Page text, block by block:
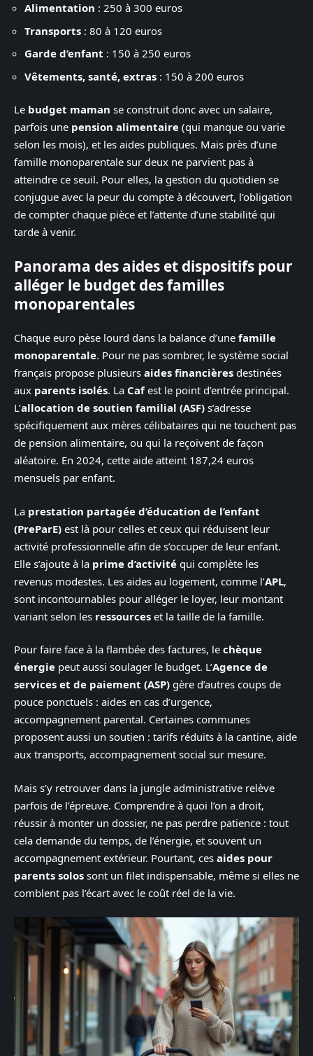
Alimentation : 250 à 300 euros
Transports : 80 à 120 euros
Garde d’enfant : 150 à 250 euros
Vêtements, santé, extras : 150 à 200 euros
Le budget maman se construit donc avec un salaire,
parfois une pension alimentaire (qui manque ou varie
selon les mois), et les aides publiques. Mais près d’une
famille monoparentale sur deux ne parvient pas à
atteindre ce seuil. Pour elles, la gestion du quotidien se
conjugue avec la peur du compte à découvert, l’obligation
de compter chaque pièce et l’attente d’une stabilité qui
tarde à venir.
Panorama des aides et dispositifs pour
alléger le budget des familles
monoparentales
Chaque euro pèse lourd dans la balance d’une famille
monoparentale. Pour ne pas sombrer, le système social
français propose plusieurs aides financières destinées
aux parents isolés. La Cafest le point d’entrée principal.
L’allocation de soutien familial (ASF) s’adresse
spécifiquement aux mères célibataires qui ne touchent pas
de pension alimentaire, ou qui la reçoivent de façon
aléatoire. En 2024, cette aide atteint 187,24 euros
mensuels par enfant.
La prestation partagée d’éducation de l’enfant
(PreParE) est là pour celles et ceux qui réduisent leur
activité professionnelle afin de s’occuper de leur enfant.
Elle s’ajoute à la prime d’activité qui complète les
revenus modestes. Les aides au logement, comme l’APL,
sont incontournables pour alléger le loyer, leur montant
variant selon les ressources et la taille de la famille.
Pour faire face à la flambée des factures, le chèque
énergie peut aussi soulager le budget. L’Agence de
services et de paiement (ASP) gère d’autres coups de
pouce ponctuels : aides en cas d’urgence,
accompagnement parental. Certaines communes
proposent aussi un soutien : tarifs réduits à la cantine, aide
aux transports, accompagnement social sur mesure.
Mais s’y retrouver dans la jungle administrative relève
parfois de l’épreuve. Comprendre à quoi l’on a droit,
réussir à monter un dossier, ne pas perdre patience : tout
cela demande du temps, de l’énergie, et souvent un
accompagnement extérieur. Pourtant, ces aides pour
parents solos sont un filet indispensable, même si elles ne
comblent pas l’écart avec le coût réel de la vie.